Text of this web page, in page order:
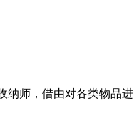
纳师，借由对各类物品进